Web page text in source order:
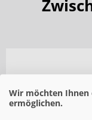
Wir möchten
ermöglichen.